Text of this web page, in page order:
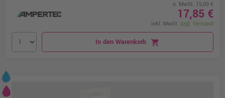
o. MwSt. 15,00 €
17,85 €
inkl. MwSt. zzgl. Versand
In den Warenkorb shopping_cart